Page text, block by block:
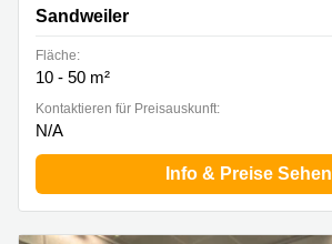
Sandweiler
Fläche:
10 - 50 m²
Kontaktieren für Preisauskunft:
N/A
Info & Preise Sehen